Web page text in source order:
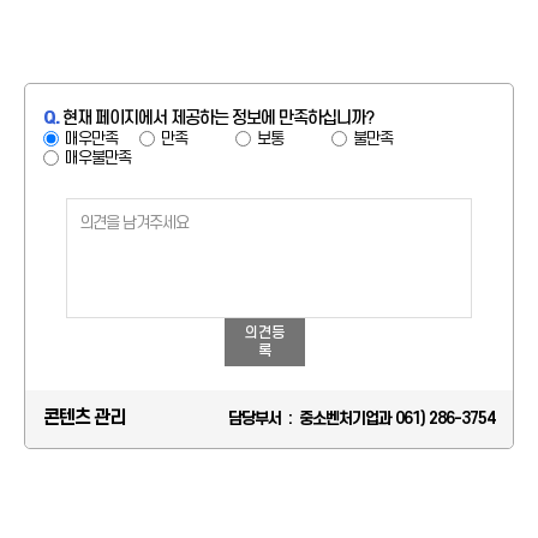
Q.현재 페이지에서 제공하는 정보에 만족하십니까?
매우만족 만족 보통
불만족
매우불만족
의견등
록
콘텐츠 관리 담당부서 : 중소벤처기업과 061) 286-3754